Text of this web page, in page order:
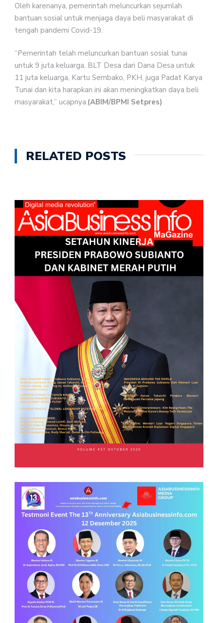
Oleh karenanya, pemerintah meluncurkan sejumlah
bantuan sosial untuk menjaga daya beli masyarakat di
tengah pandemi Covid-19.
“Pemerintah telah meluncurkan bantuan sosial tunai
untuk 9 juta keluarga, BLT Desa dari Dana Desa untuk
11 juta keluarga, Kartu Sembako, PKH, juga Padat Karya
Tunai dan kita harapkan ini akan meningkatkan daya beli
masyarakat,” ucapnya.(ABIM/BPMI Setpres)
RELATED POSTS